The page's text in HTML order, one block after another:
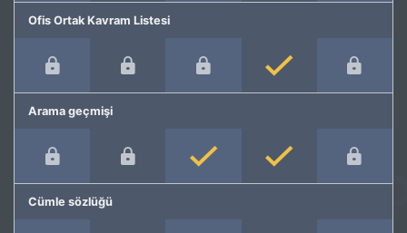
Ofis Ortak Kavram Listesi
Arama geçmişi
Cümle sözlüğü